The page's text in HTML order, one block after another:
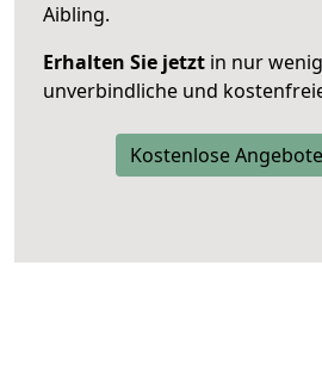
Aibling.
Erhalten Sie jetzt in nur
unverbindliche und
Kostenlose